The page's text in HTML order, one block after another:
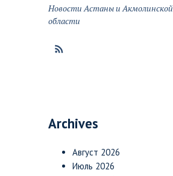
Новости Астаны и Акмолинской
области
Archives
Август 2026
Июль 2026